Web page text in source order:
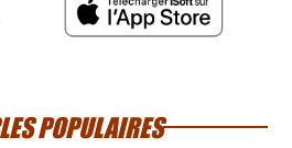
POPULAIRES